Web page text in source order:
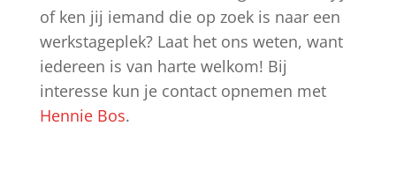
of ken jij iemand die op zoek is naar een
werkstageplek? Laat het ons weten, want
iedereen is van harte welkom! Bij
interesse kun je contact opnemen met
Hennie Bos.